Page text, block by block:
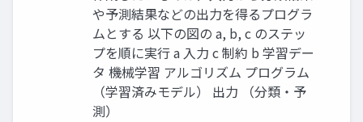
や予測結果などの出力を得るプログラ
ムとする 以下の図の a, b, c のステッ
プを順に実行 a ⼊⼒ c 制約 b 学習デー
タ 機械学習 アルゴリズム プログラム
（学習済みモデル） 出⼒ （分類・予
測）